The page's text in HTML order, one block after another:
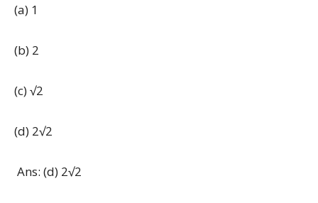
(a) 1
(b) 2
(c) √2
(d) 2√2
Ans: (d) 2√2